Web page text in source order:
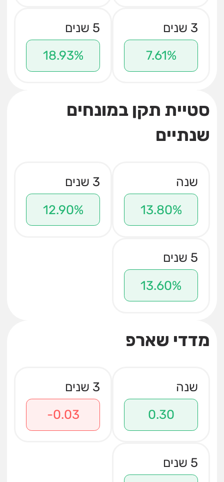
3 שנים
7.61%
5 שנים
18.93%
סטיית תקן במונחים
שנתיים
שנה
13.80%
3 שנים
12.90%
5 שנים
13.60%
מדדי שארפ
שנה
0.30
3 שנים
-0.03
5 שנים